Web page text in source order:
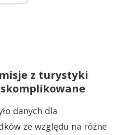
z turystyki
danych dla
ze względu na różne